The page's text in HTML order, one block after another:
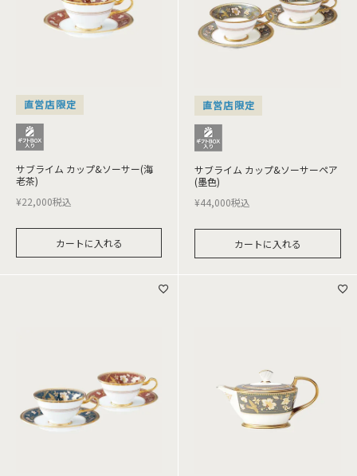
直営店限定
サブライム カップ&ソーサー(海
老茶)
¥22,000税込
カートに入れる
直営店限定
サブライム カップ&ソーサーペア
(墨色)
¥44,000税込
カートに入れる